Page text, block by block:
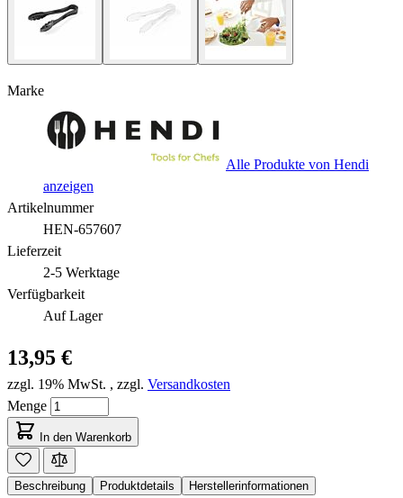
Marke
Alle Produkte von Hendi
anzeigen
Artikelnummer
HEN-657607
Lieferzeit
2-5 Werktage
Verfügbarkeit
Auf Lager
13,95 €
zzgl. 19% MwSt. , zzgl. Versandkosten
Menge
In den Warenkorb
Beschreibung Produktdetails Herstellerinformationen